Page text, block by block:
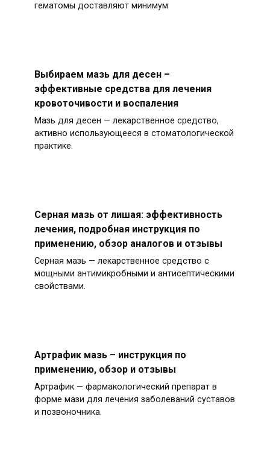
гематомы доставляют минимум
Выбираем мазь для десен –
эффективные средства для лечения
кровоточивости и воспаления
Мазь для десен — лекарственное средство,
активно использующееся в стоматологической
практике.
Серная мазь от лишая: эффективность
лечения, подробная инструкция по
применению, обзор аналогов и отзывы
Серная мазь — лекарственное средство с
мощными антимикробными и антисептическими
свойствами.
Артрафик мазь – инструкция по
применению, обзор и отзывы
Артрафик — фармакологический препарат в
форме мази для лечения заболеваний суставов
и позвоночника.